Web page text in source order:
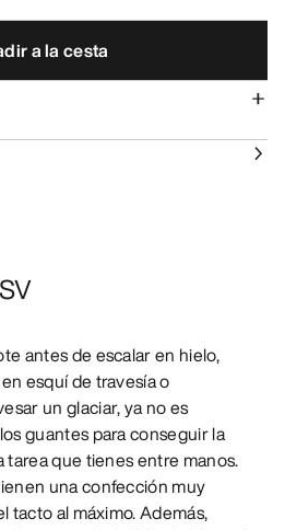
a la cesta
antes de escalar en hielo,
esquí de travesía o
un glaciar, ya no es
guantes para conseguir la
que tienes entre manos.
una confección muy
tacto al máximo. Además,